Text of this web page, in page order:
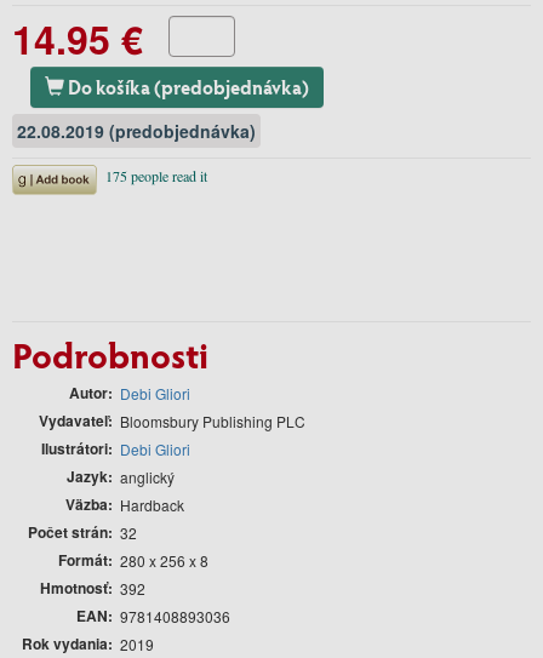
14.95 €
Do košíka (predobjednávka)
22.08.2019 (predobjednávka)
Podrobnosti
Autor Debi Gliori
Vydavateľ Bloomsbury Publishing PLC
Ilustrátori Debi Gliori
Jazyk anglický
Väzba Hardback
Počet strán 32
Formát 280 x 256 x 8
Hmotnosť 392
EAN 9781408893036
Rok vydania 2019